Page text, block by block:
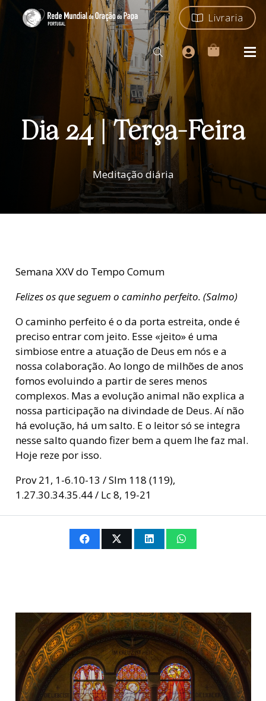
Livraria
Dia 24 | Terça-Feira
Meditação diária
Semana XXV do Tempo Comum
Felizes os que seguem o caminho perfeito. (Salmo)
O caminho perfeito é o da porta estreita, onde é
preciso entrar com jeito. Esse «jeito» é uma
simbiose entre a atuação de Deus em nós e a
nossa colaboração. Ao longo de milhões de anos
fomos evoluindo a partir de seres menos
complexos. Mas a evolução animal não explica a
nossa participação na divindade de Deus. Aí não
há evolução, há um salto. E o leitor só se integra
nesse salto quando fizer bem a quem lhe faz mal.
Hoje reze por isso.
Prov 21, 1-6.10-13 / Slm 118 (119),
1.27.30.34.35.44 / Lc 8, 19-21